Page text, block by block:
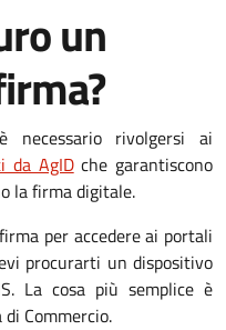
un
rivolgersi ai
da AgIDche garantiscono
la firma digitale.
per accedere ai portali
procurarti un dispositivo
La cosa più semplice è
Commercio.